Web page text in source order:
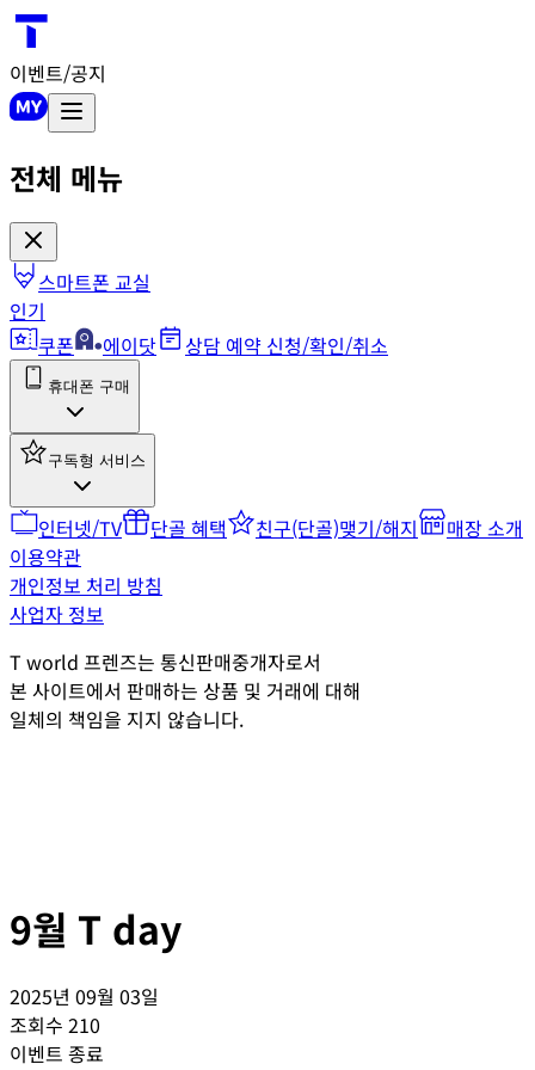
이벤트/공지
전체 메뉴
스마트폰 교실
인기
쿠폰
에이닷 상담 예약 신청/확인/취소
휴대폰 구매
구독형 서비스
인터넷/TV 단골 혜택 친구(단골)맺기/해지
매장 소개
이용약관
개인정보 처리 방침
사업자 정보
T world 프렌즈는 통신판매중개자로서
본 사이트에서 판매하는 상품 및 거래에 대해
일체의 책임을 지지 않습니다.
9월 T day
2025년 09월 03일
조회수 210
이벤트 종료